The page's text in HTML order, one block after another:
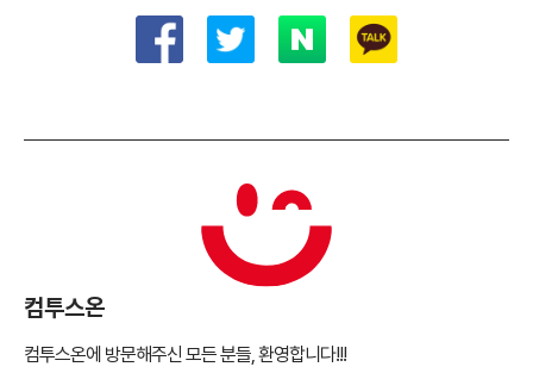
컴투스온
컴투스온에 방문해주신 모든 분들, 환영합니다!!!